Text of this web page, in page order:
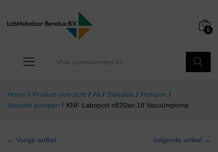
0
Home / Product overzicht / All / Saleable / Pompen /
Vacuüm pompen / KNF Laboport n820an.18 Vacuümpomp
← Vorige artikel volgende artikel →